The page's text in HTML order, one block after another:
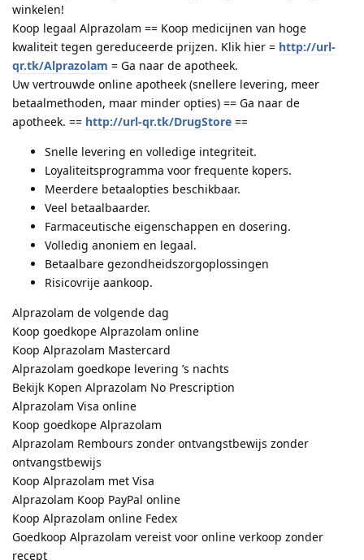
winkelen!
Koop legaal Alprazolam == Koop medicijnen van hoge
kwaliteit tegen gereduceerde prijzen. Klik hier = http://url-
qr.tk/Alprazolam = Ga naar de apotheek.
Uw vertrouwde online apotheek (snellere levering, meer
betaalmethoden, maar minder opties) == Ga naar de
apotheek. == http://url-qr.tk/DrugStore ==
Snelle levering en volledige integriteit.
Loyaliteitsprogramma voor frequente kopers.
Meerdere betaalopties beschikbaar.
Veel betaalbaarder.
Farmaceutische eigenschappen en dosering.
Volledig anoniem en legaal.
Betaalbare gezondheidszorgoplossingen
Risicovrije aankoop.
Alprazolam de volgende dag
Koop goedkope Alprazolam online
Koop Alprazolam Mastercard
Alprazolam goedkope levering ’s nachts
Bekijk Kopen Alprazolam No Prescription
Alprazolam Visa online
Koop goedkope Alprazolam
Alprazolam Rembours zonder ontvangstbewijs zonder
ontvangstbewijs
Koop Alprazolam met Visa
Alprazolam Koop PayPal online
Koop Alprazolam online Fedex
Goedkoop Alprazolam vereist voor online verkoop zonder
recept